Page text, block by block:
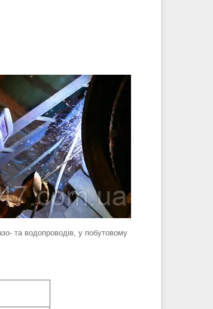
поверхні.
та водопроводів, у побутовому